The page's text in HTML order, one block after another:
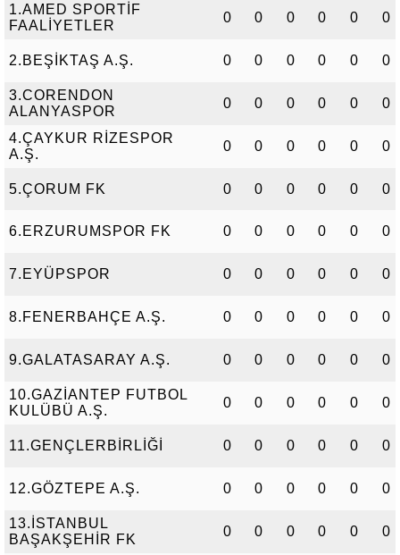
1.AMED SPORTİF
FAALİYETLER
0 0 0 0 0 0
2.BEŞİKTAŞ A.Ş. 0 0 0 0 0 0
3.CORENDON
ALANYASPOR
0 0 0 0 0 0
4.ÇAYKUR RİZESPOR
A.Ş.
0 0 0 0 0 0
5.ÇORUM FK 0 0 0 0 0 0
6.ERZURUMSPOR FK 0 0 0 0 0 0
7.EYÜPSPOR 0 0 0 0 0 0
8.FENERBAHÇE A.Ş. 0 0 0 0 0 0
9.GALATASARAY A.Ş. 0 0 0 0 0 0
10.GAZİANTEP FUTBOL
KULÜBÜ A.Ş.
0 0 0 0 0 0
11.GENÇLERBİRLİĞİ 0 0 0 0 0 0
12.GÖZTEPE A.Ş. 0 0 0 0 0 0
13.İSTANBUL
BAŞAKŞEHİR FK
0 0 0 0 0 0